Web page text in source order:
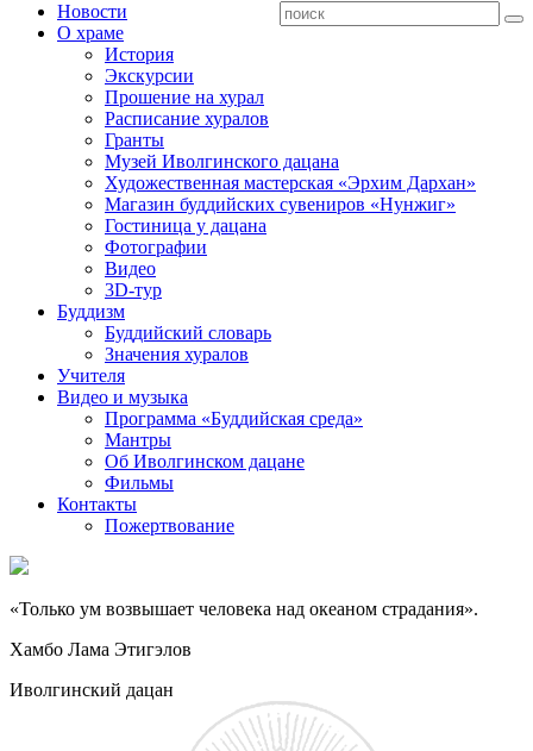
Новости
О храме
История
Экскурсии
Прошение на хурал
Расписание хуралов
Гранты
Музей Иволгинского дацана
Художественная мастерская «Эрхим Дархан»
Магазин буддийских сувениров «Нунжиг»
Гостиница у дацана
Фотографии
Видео
3D-тур
Буддизм
Буддийский словарь
Значения хуралов
Учителя
Видео и музыка
Программа «Буддийская среда»
Мантры
Об Иволгинском дацане
Фильмы
Контакты
Пожертвование
«Только ум возвышает человека над океаном страдания».
Хамбо Лама Этигэлов
Иволгинский дацан